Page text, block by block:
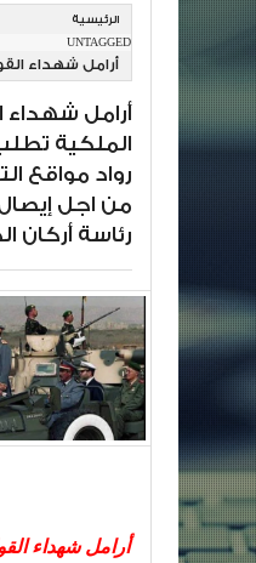
الرئيسية
UNTAGGED
أرامل شهداء
مواقع التواصل
إيصال صوتها
العامة
أرامل شهداء
الملكية
رواد مواقع
من اجل
رئاسة أركان
أرامل شهداء